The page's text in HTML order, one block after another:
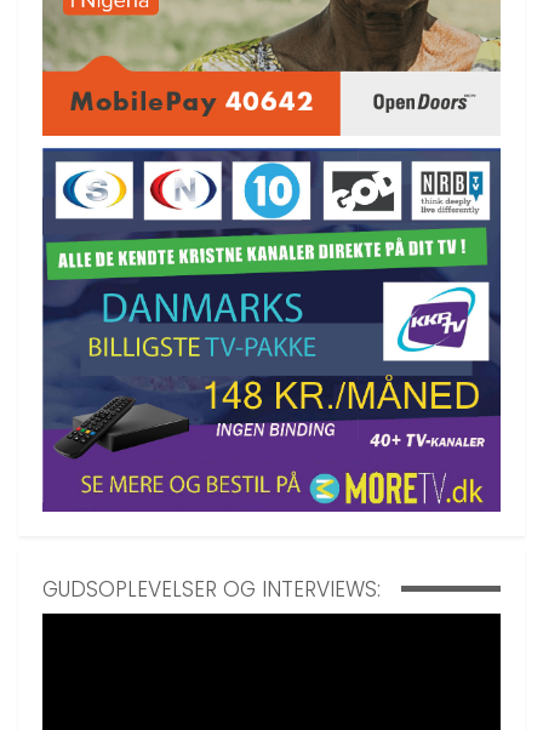
GUDSOPLEVELSER OG INTERVIEWS: